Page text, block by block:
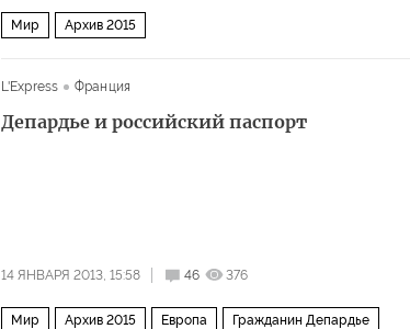
Мир Архив 2015
L'Express Франция
Депардье и российский паспорт
14 ЯНВАРЯ 2013, 15:58 46 376
Мир Архив 2015 Европа Гражданин Депардье